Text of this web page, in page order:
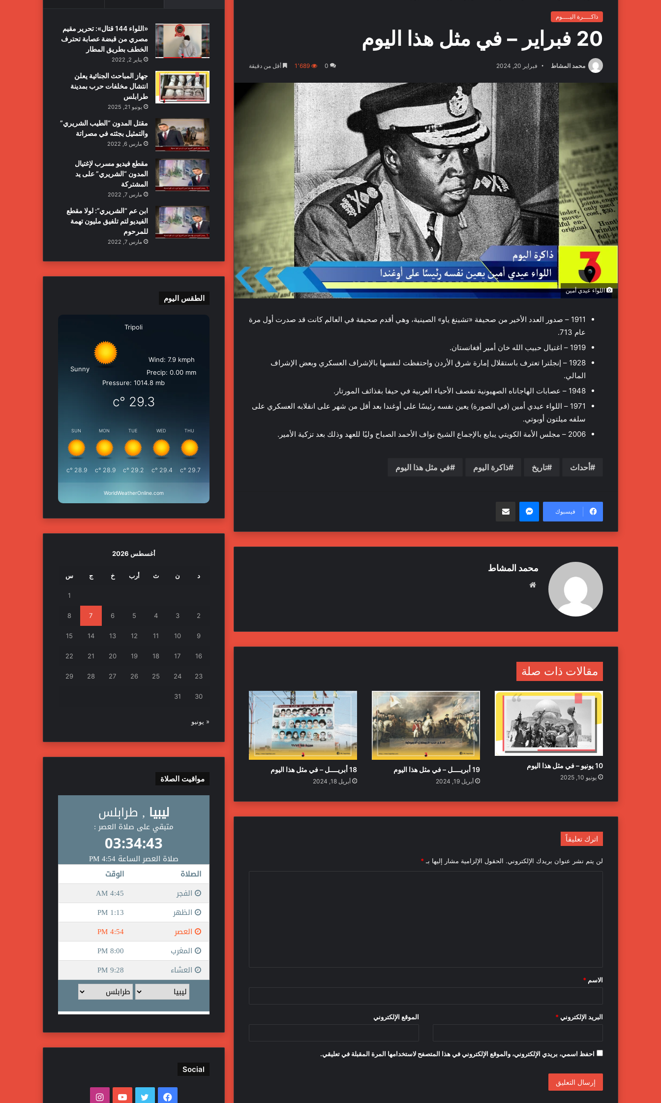
ذاكــــرة اليــــوم
20 فبراير – في مثل هذا اليوم
محمد المشاط فبراير 20, 2024 0 1٬689 أقل من دقيقة
اللواء عيدي أمين
1911 – صدور العدد الأخير من صحيفة «تشينغ ياو» الصينية، وهي أقدم صحيفة في العالم كانت قد صدرت أول مرة
عام 713.
1919 – اغتيال حبيب الله خان أمير أفغانستان.
1928 – إنجلترا تعترف باستقلال إمارة شرق الأردن واحتفظت لنفسها بالإشراف العسكري وبعض الإشراف
المالي.
1948 – عصابات الهاجاناه الصهيونية تقصف الأحياء العربية في حيفا بقذائف المورتار.
1971 – اللواء عيدي أمين (في الصورة) يعين نفسه رئيسًا على أوغندا بعد أقل من شهر على انقلابه العسكري على
سلفه ميلتون أوبوتي.
2006 – مجلس الأمة الكويتي يبايع بالإجماع الشيخ نواف الأحمد الصباح وليًا للعهد وذلك بعد تزكية الأمير.
أحداث تاريخ ذاكرة اليوم في مثل هذا اليوم
فيسبوك
ماسنجر
محمد المشاط
مقالات ذات صلة
10 يونيو – في مثل هذا اليوم
يونيو 10, 2025
19 أبريــــل – في مثل هذا اليوم
أبريل 19, 2024
18 أبريــــل – في مثل هذا اليوم
أبريل 18, 2024
اترك تعليقاً
لن يتم نشر عنوان بريدك الإلكتروني. الحقول الإلزامية مشار إليها بـ *
*
الاسم *
البريد الإلكتروني * الموقع الإلكتروني
احفظ اسمي، بريدي الإلكتروني، والموقع الإلكتروني في هذا المتصفح لاستخدامها المرة المقبلة في تعليقي.
«اللواء 144 قتال»: تحرير مقيم
مصري من قبضة عصابة تحترف
الخطف بطريق المطار
يناير 2, 2022
جهاز المباحث الجنائية يعلن
انتشال مخلفات حرب بمدينة
طرابلس
يونيو 21, 2025
مقتل المدون “الطيب الشريري”
والتمثيل بجثته في مصراتة
مارس 6, 2022
مقطع فيديو مسرب لإغتيال
المدون “الشريري” على يد
المشتركة
مارس 7, 2022
ابن عم “الشريري”: لولا مقطع
الفيديو لتم تلفيق مليون تهمة
للمرحوم
مارس 7, 2022
الطقس اليوم
Tripoli
Sunny
Wind: 7.9 kmph
Precip: 0.00 mm
Pressure: 1014.8 mb
29.3
°c
SUN
28.9
°c
MON
28.9
°c
TUE
29.2
°c
WED
29.4
°c
THU
29.7
°c
WorldWeatherOnline.com
أغسطس 2026
د ن ث أرب خ ج س
1
2
3
4
5
6
7
8
9
10
11
12
13
14
15
16
17
18
19
20
21
22
23
24
25
26
27
28
29
30
31
« يونيو
مواقيت الصلاة
Social
فيسبوكتويتر يوتيوبانستقرام